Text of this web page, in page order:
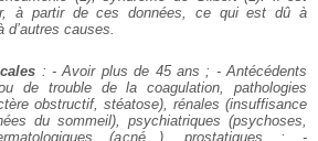
à partir de ces données, ce qui est dû à
d’autres causes.
: - Avoir plus de 45 ans ; - Antécédents
de trouble de la coagulation, pathologies
obstructif, stéatose), rénales (insuffisance
du sommeil), psychiatriques (psychoses,
(acné...), prostatiques ; -